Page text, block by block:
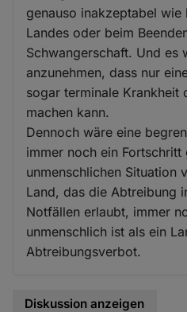
genauso inakzeptabel wie
Landes oder beim
Schwangerschaft. Und es
anzunehmen, dass nur
sogar terminale Krankheit
machen kann.
Dennoch wäre eine
immer noch ein Fortschritt
unmenschlichen Situation
Land, das die Abtreibung
Notfällen erlaubt, immer
unmenschlich ist als ein
Abtreibungsverbot.
Diskussion anzeigen